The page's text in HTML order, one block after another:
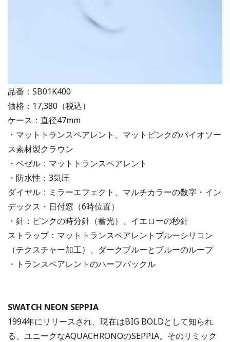
品番：SB01K400
価格：17,380（税込）
ケース：直径47mm
・マットトランスペアレント、マットピンクのバイオソー
ス素材製クラウン
・ベゼル：マットトランスペアレント
・防水性：3気圧
ダイヤル：ミラーエフェクト、マルチカラーの数字・イン
デックス・日付窓（6時位置）
・針：ピンクの時分針（蓄光）、イエローの秒針
ストラップ：マットトランスペアレントブルーシリコン
（テクスチャー加工）、ダークブルーとブルーのループ
・トランスペアレントのハーフバックル
SWATCH NEON SEPPIA
1994年にリリースされ、現在はBIG BOLDとして知られ
る、ユニークなAQUACHRONOのSEPPIA。そのリミック